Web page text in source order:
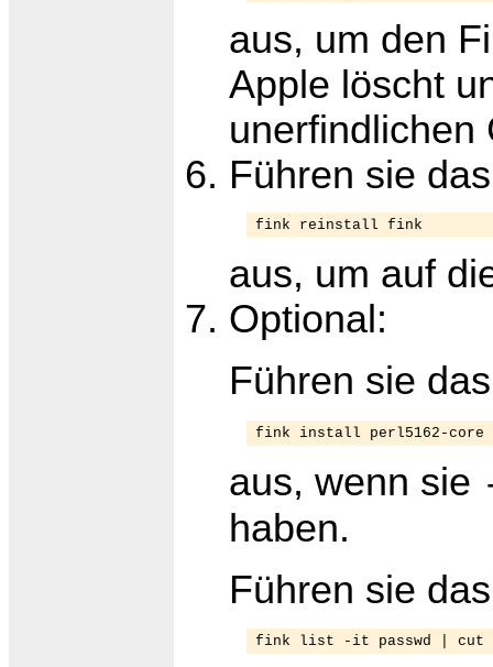
aus, um den
Apple löscht
unerfindlichen
Führen sie
fink reinstall fink
aus, um auf
Optional:
Führen sie
fink install perl5162-core
aus, wenn sie
haben.
Führen sie
fink list -it passwd |